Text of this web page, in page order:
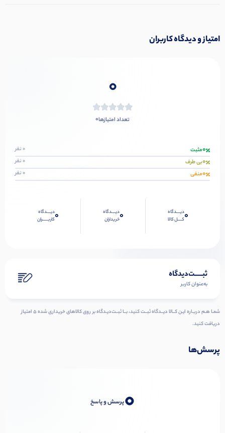
امتیاز و دیدگاه کاربران
0
تعداد امتیازها0
0مثبت 0 نفر
0بی طرف 0 نفر
0منفی 0 نفر
0دیــــدگاه
کــــل کالا
0دیــــدگاه
خریداران
0دیــــدگاه
کاربـــــران
ثبـــــت‌دیدگاه
به‌عنوان کاربر
شمـا هـم دربـاره ایـن کــالا دیــدگاه ثبــت کنید، بــا ثبــت‌دیـدگاه بر روی کالاهای خریداری شده ۵ امتیاز
دریافت کنید.
پرسش‌ها
0پرسش و پاسخ